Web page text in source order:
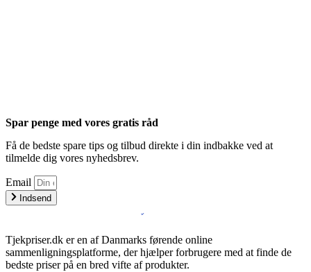
Spar penge med vores gratis råd
Få de bedste spare tips og tilbud direkte i din indbakke ved at
tilmelde dig vores nyhedsbrev.
Email
Indsend
Tjekpriser.dk er en af Danmarks førende online
sammenligningsplatforme, der hjælper forbrugere med at finde de
bedste priser på en bred vifte af produkter.